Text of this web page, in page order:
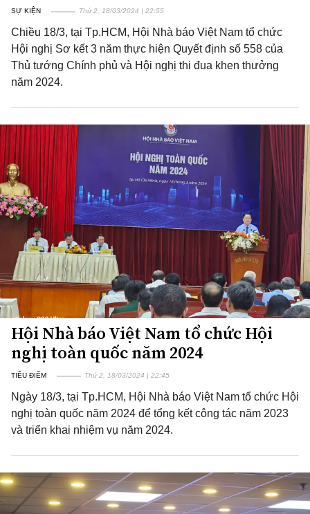
SỰ KIỆN Thứ 2, 18/03/2024 | 22:55
Chiều 18/3, tại Tp.HCM, Hội Nhà báo Việt Nam tổ chức
Hội nghị Sơ kết 3 năm thực hiện Quyết định số 558 của
Thủ tướng Chính phủ và Hội nghị thi đua khen thưởng
năm 2024.
Hội Nhà báo Việt Nam tổ chức Hội
nghị toàn quốc năm 2024
TIÊU ĐIỂM Thứ 2, 18/03/2024 | 22:45
Ngày 18/3, tại Tp.HCM, Hội Nhà báo Việt Nam tổ chức Hội
nghị toàn quốc năm 2024 để tổng kết công tác năm 2023
và triển khai nhiệm vụ năm 2024.